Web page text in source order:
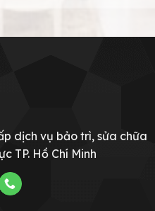
dịch vụ bảo trì, sửa chữa
TP. Hồ Chí Minh